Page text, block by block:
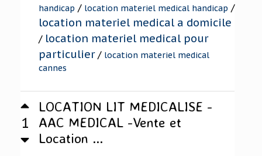
handicap / location materiel medical handicap /
location materiel medical a domicile
/ location materiel medical pour
particulier/ location materiel medical
cannes
1
LOCATION LIT MEDICALISE -
AAC MEDICAL -Vente et
Location ...